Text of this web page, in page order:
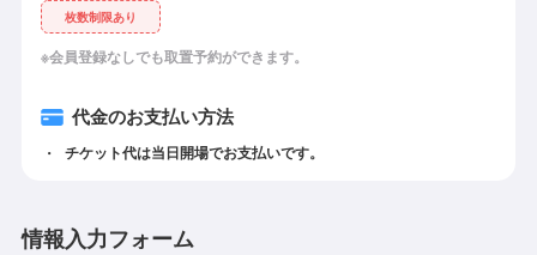
枚数制限あり
※会員登録なしでも取置予約ができます。
代金のお支払い方法
チケット代は当日開場でお支払いです。
情報入力フォーム